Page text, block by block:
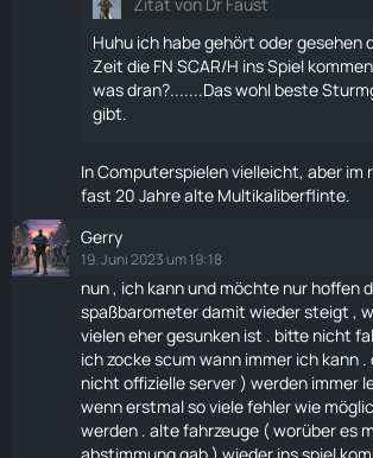
Huhu ich habe gehört oder gesehen
Zeit die FN SCAR/H ins Spiel
was dran?.......Das wohl beste
gibt.
In Computerspielen vielleicht, aber im
fast 20 Jahre alte Multikaliberflinte.
Gerry
19. Juni 2023 um 19:18
nun , ich kann und möchte nur hoffen
spaßbarometer damit wieder steigt ,
vielen eher gesunken ist . bitte nicht
ich zocke scum wann immer ich kann
nicht offizielle server ) werden immer
wenn erstmal so viele fehler wie
werden . alte fahrzeuge ( worüber es